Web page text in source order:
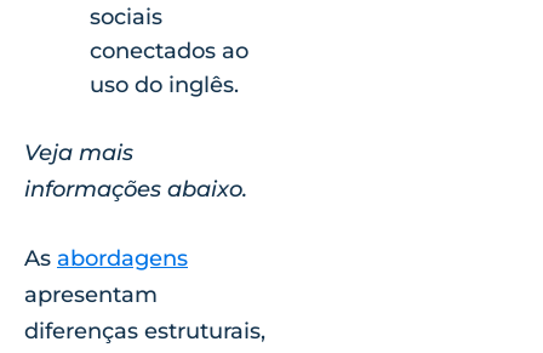
sociais
conectados ao
uso do inglês.
Veja mais
informações abaixo.
As abordagens
apresentam
diferenças estruturais,